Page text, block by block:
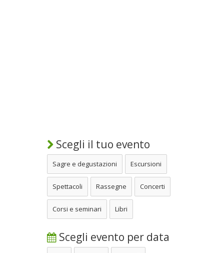
Scegli il tuo evento
Sagre e degustazioni Escursioni
Spettacoli Rassegne Concerti
Corsi e seminari Libri
Scegli evento per data